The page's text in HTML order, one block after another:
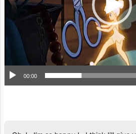
ヤ
ー
00:00